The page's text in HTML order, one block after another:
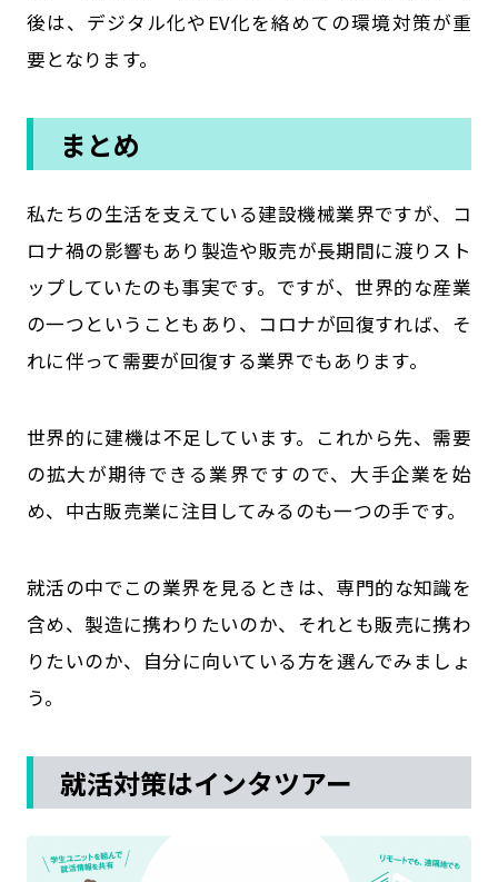
後は、デジタル化やEV化を絡めての環境対策が重
要となります。
まとめ
私たちの生活を支えている建設機械業界ですが、コ
ロナ禍の影響もあり製造や販売が長期間に渡りスト
ップしていたのも事実です。ですが、世界的な産業
の一つということもあり、コロナが回復すれば、そ
れに伴って需要が回復する業界でもあります。
世界的に建機は不足しています。これから先、需要
の拡大が期待できる業界ですので、大手企業を始
め、中古販売業に注目してみるのも一つの手です。
就活の中でこの業界を見るときは、専門的な知識を
含め、製造に携わりたいのか、それとも販売に携わ
りたいのか、自分に向いている方を選んでみましょ
う。
就活対策はインタツアー